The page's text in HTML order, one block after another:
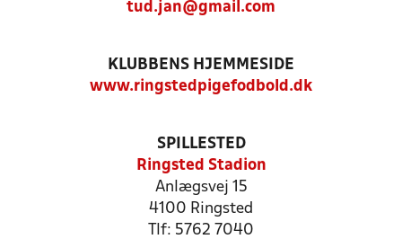
tud.jan@gmail.com
KLUBBENS HJEMMESIDE
www.ringstedpigefodbold.dk
SPILLESTED
Ringsted Stadion
Anlægsvej 15
4100 Ringsted
Tlf: 5762 7040